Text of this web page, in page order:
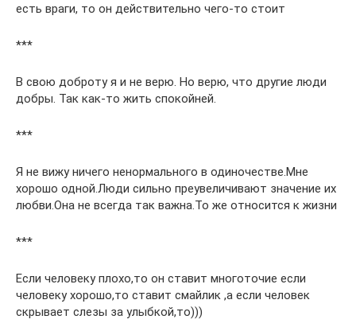
есть враги, то он действительно чего-то стоит
***
В свою доброту я и не верю. Но верю, что другие люди
добры. Так как-то жить спокойней.
***
Я не вижу ничего ненормального в одиночестве.Мне
хорошо одной.Люди сильно преувеличивают значение их
любви.Она не всегда так важна.То же относится к жизни
***
Если человеку плохо,то он ставит многоточие если
человеку хорошо,то ставит смайлик ,а если человек
скрывает слезы за улыбкой,то)))